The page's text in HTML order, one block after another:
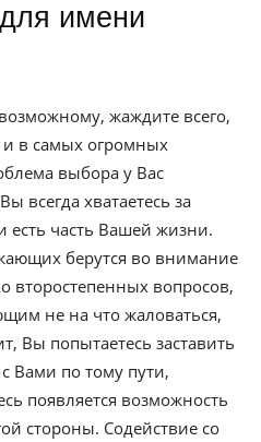
жаждите всего,
и в самых огромных
выбора у Вас
всегда хватаетесь за
есть часть Вашей жизни.
берутся во внимание
второстепенных вопросов,
не на что жаловаться,
Вы попытаетесь заставить
Вами по тому пути,
появляется возможность
стороны. Содействие со